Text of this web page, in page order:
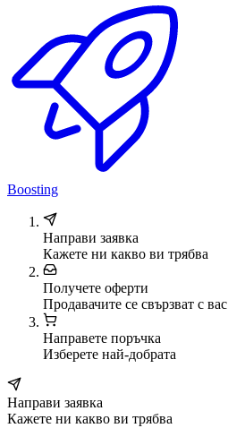
Boosting
Направи заявка
Кажете ни какво ви трябва
Получете оферти
Продавачите се свързват с вас
Направете поръчка
Изберете най-добрата
Направи заявка
Кажете ни какво ви трябва